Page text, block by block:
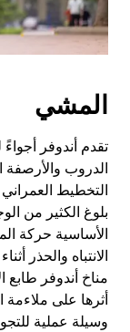
المشي
تقدم أندوفر
الدروب والأرصفة
التخطيط
بلوغ الكثير من
الأساسية حركة
الانتباه والحذر
مناخ أندوفر طابع
أثرها على
وسيلة عملية